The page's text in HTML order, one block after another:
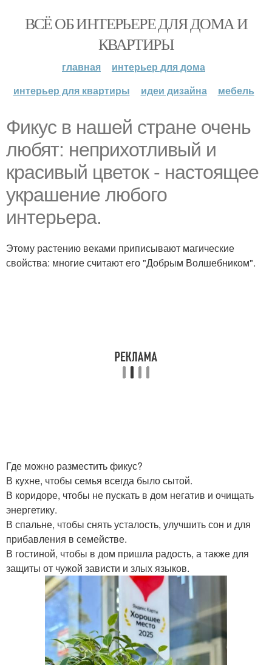
ВСЁ ОБ ИНТЕРЬЕРЕ ДЛЯ ДОМА И
КВАРТИРЫ
главная
интерьер для дома
интерьер для квартиры
идеи дизайна мебель
Фикус в нашей стране очень
любят: неприхотливый и
красивый цветок - настоящее
украшение любого
интерьера.
Этому растению веками приписывают магические
свойства: многие считают его "Добрым Волшебником".
Где можно разместить фикус?
В кухне, чтобы семья всегда было сытой.
В коридоре, чтобы не пускать в дом негатив и очищать
энергетику.
В спальне, чтобы снять усталость, улучшить сон и для
прибавления в семействе.
В гостиной, чтобы в дом пришла радость, а также для
защиты от чужой зависти и злых языков.